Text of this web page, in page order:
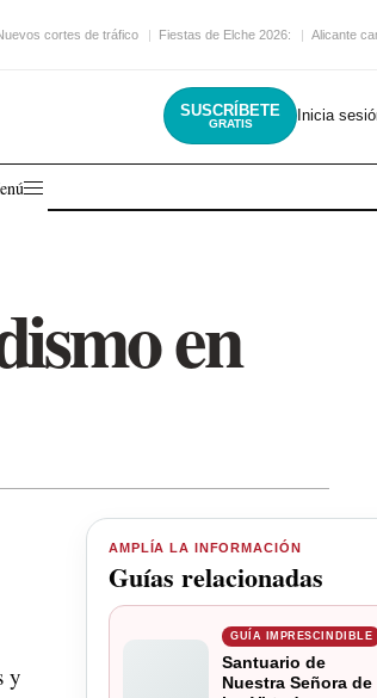
cortes de tráfico Fiestas de Elche 2026: Alicante
SUSCRÍBETE
GRATIS Inicia
en
y
AMPLÍA LA INFORMACIÓN
Guías relacionadas
GUÍA IMPRESCINDIBLE
Santuario de
Nuestra Señora de